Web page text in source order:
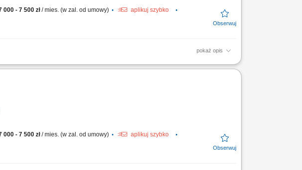
000 - 7 500 zł/ mies. (w zal. od umowy)
aplikuj szybko
pokaż opis
instalacji i urządzeń technicznych, w tym elektrycznych,
000 - 7 500 zł/ mies. (w zal. od umowy)
aplikuj szybko